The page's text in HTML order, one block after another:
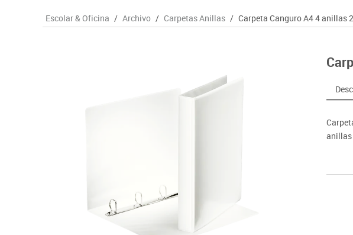
Archivo
Asociación y atención
Espacios multisensoriales
Juegos heurísticos
Lenguaje & idiomas
Aulas entornos naturales
Muebles escolares
Percheros, baldas y taquillas
Atletismo
Compl.
Deportes raqueta
Escolar & Oficina / Archivo / Carpetas Anillas / Carpeta Canguro A4 4 anillas
anillas